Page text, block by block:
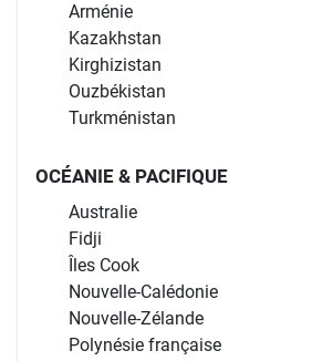
Arménie
Kazakhstan
Kirghizistan
Ouzbékistan
Turkménistan
OCÉANIE & PACIFIQUE
Australie
Fidji
Îles Cook
Nouvelle-Calédonie
Nouvelle-Zélande
Polynésie française